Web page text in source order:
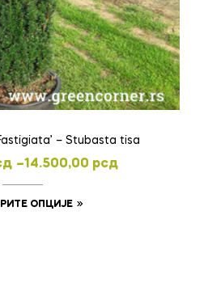
– Stubasta tisa
–14.500,00 рсд
Распон
цена:
од
ОПЦИЈЕ
Овај